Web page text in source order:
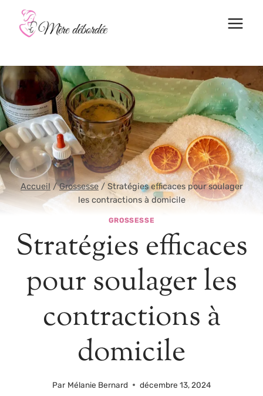
contenu
Accueil / Grossesse / Stratégies efficaces pour soulager
les contractions à domicile
GROSSESSE
Stratégies efficaces
pour soulager les
contractions à
domicile
Par Mélanie Bernard décembre 13, 2024